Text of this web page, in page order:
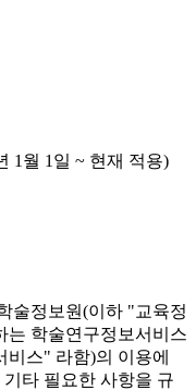
1월 1일 ~ 현재 적용)
술정보원(이하 "교육정
는 학술연구정보서비스
스" 라함)의 이용에
타 필요한 사항을 규